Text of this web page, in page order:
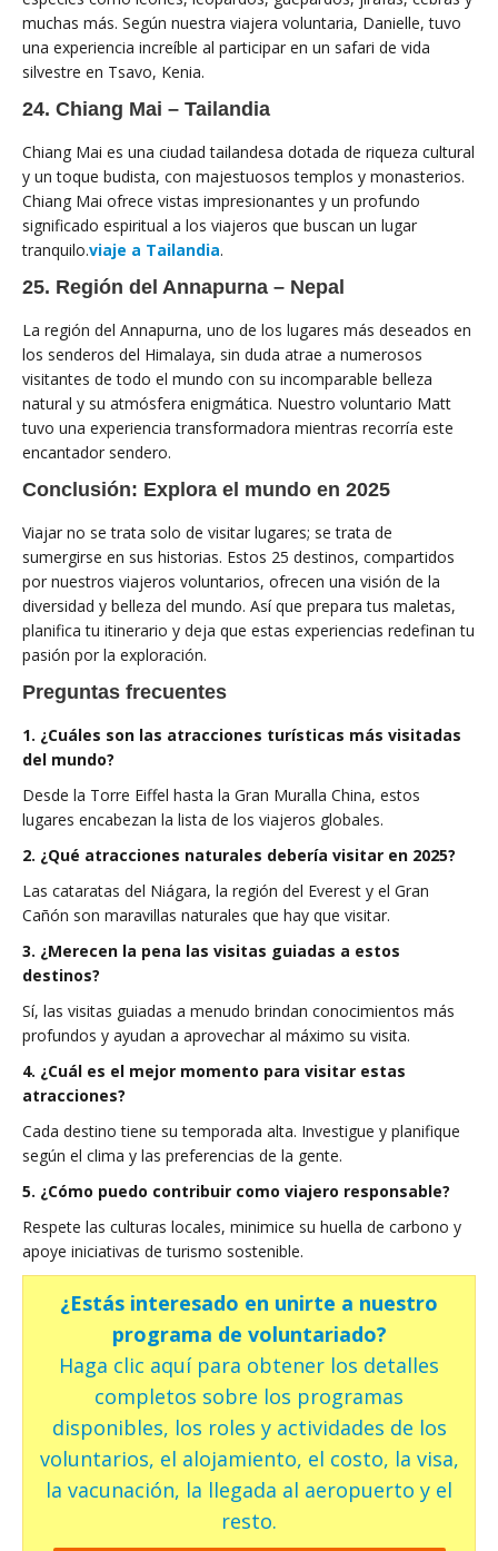
muchas más. Según nuestra viajera voluntaria, Danielle, tuvo
una experiencia increíble al participar en un safari de vida
silvestre en Tsavo, Kenia.
24. Chiang Mai – Tailandia
Chiang Mai es una ciudad tailandesa dotada de riqueza cultural
y un toque budista, con majestuosos templos y monasterios.
Chiang Mai ofrece vistas impresionantes y un profundo
significado espiritual a los viajeros que buscan un lugar
tranquilo.viaje a Tailandia.
25. Región del Annapurna – Nepal
La región del Annapurna, uno de los lugares más deseados en
los senderos del Himalaya, sin duda atrae a numerosos
visitantes de todo el mundo con su incomparable belleza
natural y su atmósfera enigmática. Nuestro voluntario Matt
tuvo una experiencia transformadora mientras recorría este
encantador sendero.
Conclusión: Explora el mundo en 2025
Viajar no se trata solo de visitar lugares; se trata de
sumergirse en sus historias. Estos 25 destinos, compartidos
por nuestros viajeros voluntarios, ofrecen una visión de la
diversidad y belleza del mundo. Así que prepara tus maletas,
planifica tu itinerario y deja que estas experiencias redefinan tu
pasión por la exploración.
Preguntas frecuentes
1. ¿Cuáles son las atracciones turísticas más visitadas
del mundo?
Desde la Torre Eiffel hasta la Gran Muralla China, estos
lugares encabezan la lista de los viajeros globales.
2. ¿Qué atracciones naturales debería visitar en 2025?
Las cataratas del Niágara, la región del Everest y el Gran
Cañón son maravillas naturales que hay que visitar.
3. ¿Merecen la pena las visitas guiadas a estos
destinos?
Sí, las visitas guiadas a menudo brindan conocimientos más
profundos y ayudan a aprovechar al máximo su visita.
4. ¿Cuál es el mejor momento para visitar estas
atracciones?
Cada destino tiene su temporada alta. Investigue y planifique
según el clima y las preferencias de la gente.
5. ¿Cómo puedo contribuir como viajero responsable?
Respete las culturas locales, minimice su huella de carbono y
apoye iniciativas de turismo sostenible.
¿Estás interesado en unirte a nuestro
programa de voluntariado?
Haga clic aquí para obtener los detalles
completos sobre los programas
disponibles, los roles y actividades de los
voluntarios, el alojamiento, el costo, la visa,
la vacunación, la llegada al aeropuerto y el
resto.